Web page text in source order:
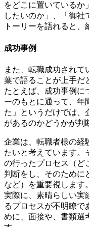
をどこに置いているか
したいのか」、「御社
トーリーを語れると、
成功事例
また、転職成功され
葉で語ることが上手だ
たとえば、成功事例に
ーのもとに通って、年
た」というだけでは、
があるのかどうかが判
企業は、転職者様の経
たいと考えています。
の行ったプロセス（ど
判断をし、そのために
など）を重要視します。
実際に、素晴らしい実
るプロセスが不明瞭で
めに、面接や、書類選